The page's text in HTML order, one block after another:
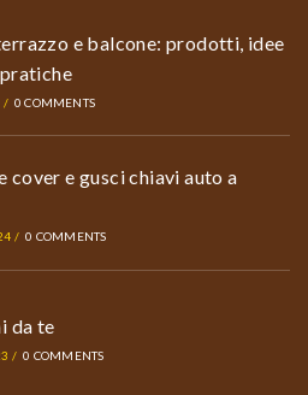
e balcone: prodotti, idee
/ 0 COMMENTS
cover e gusci chiavi auto a
/ 0 COMMENTS
da te
/ 0 COMMENTS